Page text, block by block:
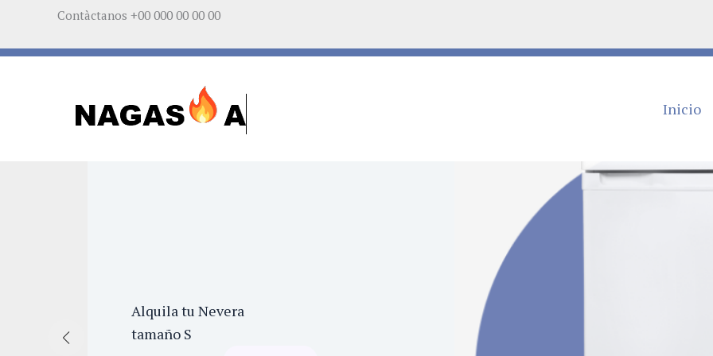
contenido
Contàctanos +00 000 00 00 00
Inicio
Alquila tu Nevera
tamaño S